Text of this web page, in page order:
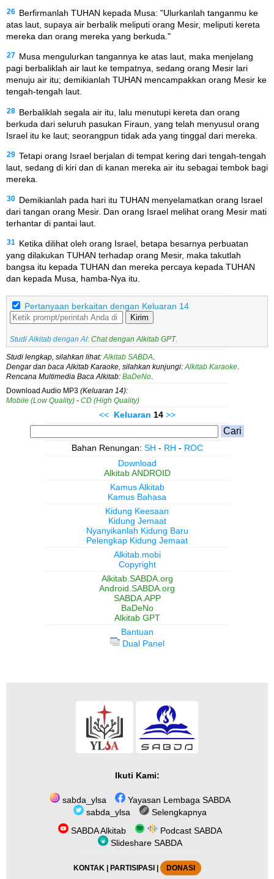
26 Berfirmanlah TUHAN kepada Musa: "Ulurkanlah tanganmu ke
atas laut, supaya air berbalik meliputi orang Mesir, meliputi kereta
mereka dan orang mereka yang berkuda."
27
Musa mengulurkan tangannya ke atas laut, maka menjelang
pagi berbaliklah air laut ke tempatnya, sedang orang Mesir lari
menuju air itu; demikianlah TUHAN mencampakkan orang Mesir ke
tengah-tengah laut.
28 Berbaliklah segala air itu, lalu menutupi kereta dan orang
berkuda dari seluruh pasukan Firaun, yang telah menyusul orang
Israel itu ke laut; seorangpun tidak ada yang tinggal dari mereka.
29 Tetapi orang Israel berjalan di tempat kering dari tengah-tengah
laut, sedang di kiri dan di kanan mereka air itu sebagai tembok bagi
mereka.
30 Demikianlah pada hari itu TUHAN menyelamatkan orang Israel
dari tangan orang Mesir. Dan orang Israel melihat orang Mesir mati
terhantar di pantai laut.
31
Ketika dilihat oleh orang Israel, betapa besarnya perbuatan
yang dilakukan TUHAN terhadap orang Mesir, maka takutlah
bangsa itu kepada TUHAN dan mereka percaya kepada TUHAN
dan kepada Musa, hamba-Nya itu.
Pertanyaan berkaitan dengan Keluaran 14
Kirim
Studi Alkitab dengan AI: Chat dengan Alkitab GPT
Studi lengkap, silahkan lihat: Alkitab SABDA
Dengar dan baca Alkitab Karaoke, silahkan kunjungi: Alkitab Karaoke
Rencana Multimedia Baca Alkitab: BaDeNo
Download Audio MP3 (Keluaran 14):
Mobile (Low Quality) - CD (High Quality)
<< Keluaran 14 >>
Bahan Renungan: SH - RH - ROC
Download
Alkitab ANDROID
Kamus Alkitab
Kamus Bahasa
Kidung Keesaan
Kidung Jemaat
Nyanyikanlah Kidung Baru
Pelengkap Kidung Jemaat
Alkitab.mobi
Copyright
Alkitab.SABDA.org
Android.SABDA.org
SABDA.APP
BaDeNo
Alkitab GPT
Bantuan
Dual Panel
Ikuti Kami:
sabda_ylsa
Yayasan Lembaga SABDA
sabda_ylsa
Selengkapnya
SABDA Alkitab
Podcast SABDA
Slideshare SABDA
KONTAK| PARTISIPASI DONASI